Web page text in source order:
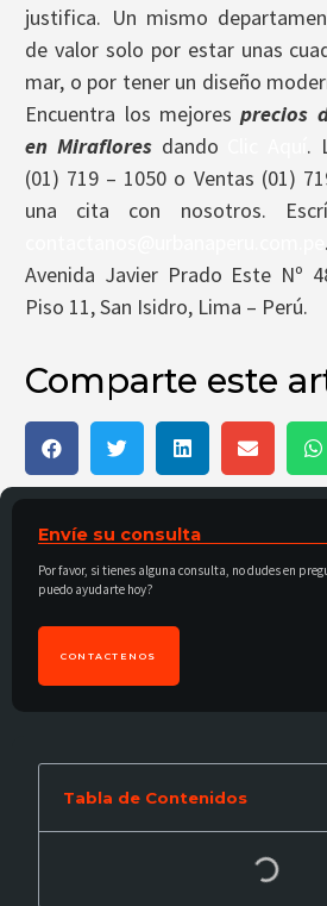
justifica. Un mismo
de valor solo por estar unas
mar, o por tener un diseño
Encuentra los mejoresprecios
en Miraflores dando
.
(01) 719 – 1050 o Ventas (01)
una cita con nosotros.
Avenida Javier Prado Este Nº
Piso 11, San Isidro, Lima – Perú.
Comparte este
Envíe su consulta
Por favor, si tienes alguna consulta, no dudes en
puedo ayudarte hoy?
CONTACTENOS
Tabla de Contenidos